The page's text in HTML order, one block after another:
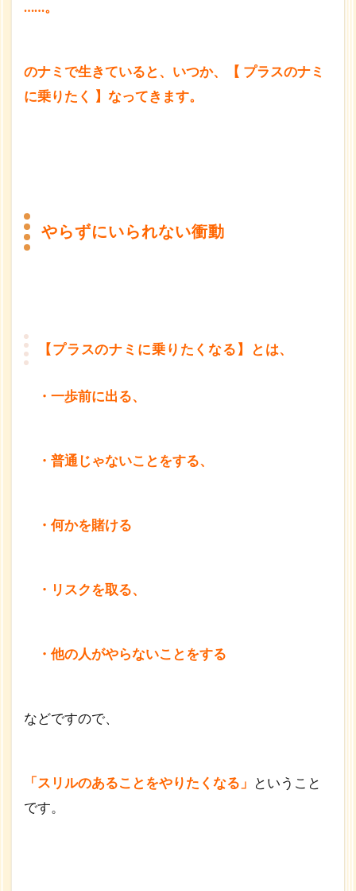
……。
のナミで生きていると、いつか、
【 プラスのナミ
に乗りたく 】なってきます。
やらずにいられない衝動
【プラスのナミに乗りたくなる】とは、
・一歩前に出る、
・普通じゃないことをする、
・何かを賭ける
・リスクを取る、
・他の人がやらないことをする
などですので、
「スリルのあることをやりたくなる」
ということ
です。